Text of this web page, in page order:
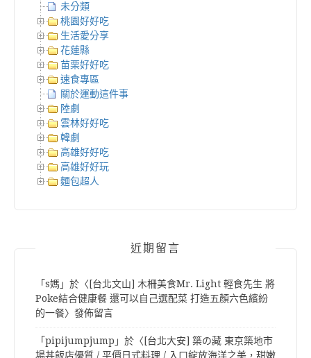
未分類
桃園好好吃
生活愛分享
花蓮縣
苗栗好好吃
速食專區
關於運動這件事
陸劇
雲林好好吃
韓劇
高雄好好吃
高雄好好玩
麵包超人
近期留言
「s媽 」於〈 [台北文山] 木柵美食Mr. Light 輕食先生 將
Poke結合健康餐 還可以自己選配菜 打造五顏六色繽紛
的一餐〉發佈留言
「pipijumpjump 」於〈 [台北大安] 築の藏 東京築地市
場丼飯店優質 / 平價日式料理 / 入口綻放海洋之美，甜嫩